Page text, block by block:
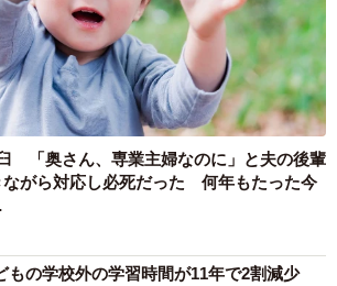
「奥さん、専業主婦なのに」と夫の後輩
がら対応し必死だった 何年もたった今
もの学校外の学習時間が11年で2割減少